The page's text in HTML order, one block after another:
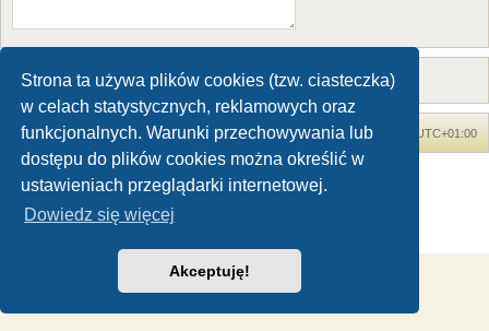
Strona ta używa plików cookies (tzw. ciasteczka)
w celach statystycznych, reklamowych oraz
funkcjonalnych. Warunki przechowywania lub
dostępu do plików cookies można określić w
ustawieniach przeglądarki internetowej.
Dowiedz się więcej
Akceptuję!
Forum Dinozaury.com Strona główna Strefa czasowa UTC+01:00
Technologię dostarczaphpBB® Forum Software © phpBB Limited
Polski pakiet językowy dostarcza